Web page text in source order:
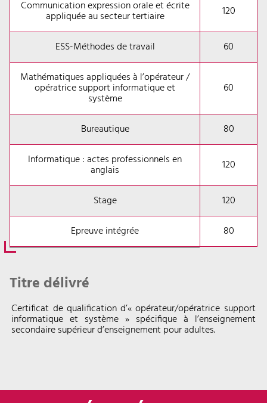
Communication expression orale et écrite
appliquée au secteur tertiaire 120
ESS-Méthodes de travail
60
Mathématiques appliquées à l’opérateur /
opératrice support informatique et
système
60
Bureautique
80
Informatique : actes professionnels en
anglais 120
Stage
120
Epreuve intégrée
80
Titre délivré
Certificat de qualification d’« opérateur/opératrice support
informatique et système » spécifique à l’enseignement
secondaire supérieur d’enseignement pour adultes.